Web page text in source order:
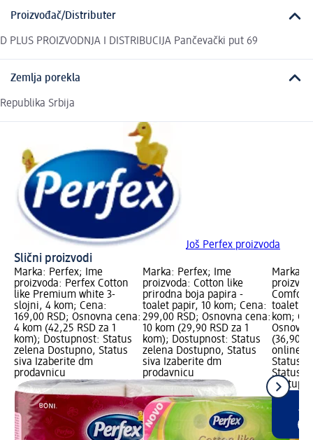
Proizvođač/Distributer
D PLUS PROIZVODNJA I DISTRIBUCIJA Pančevački put 69
Zemlja porekla
Republika Srbija
Još Perfex proizvoda
Slični proizvodi
Marka: Perfex; Ime
proizvoda: Perfex Cotton
like Premium white 3-
slojni, 4 kom; Cena:
169,00 RSD; Osnovna cena:
4 kom (42,25 RSD za 1
kom); Dostupnost: Status
zelena Dostupno, Status
siva Izaberite dm
prodavnicu
Marka: Perfex; Ime
proizvoda: Cotton like
prirodna boja papira -
toalet papir, 10 kom; Cena:
299,00 RSD; Osnovna cena:
10 kom (29,90 RSD za 1
kom); Dostupnost: Status
zelena Dostupno, Status
siva Izaberite dm
prodavnicu
Marka:
Comfort
toaletni
kom;
(36,90
online
Status
Status